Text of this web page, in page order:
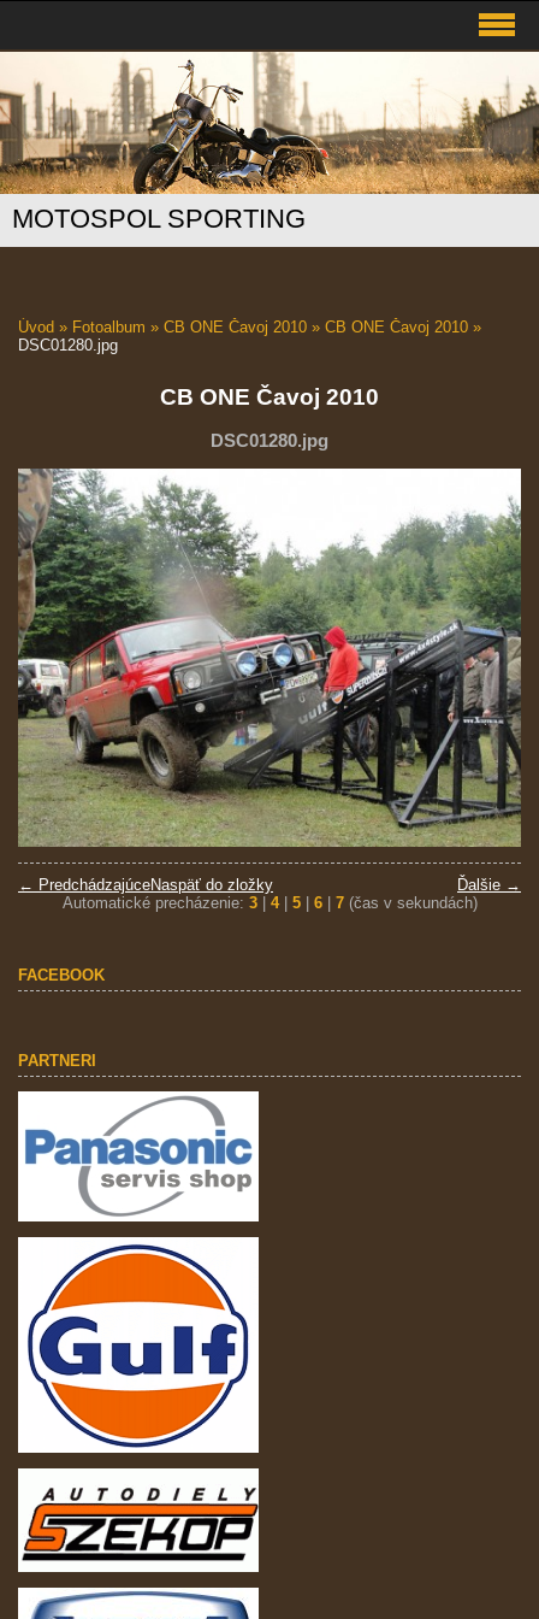
MOTOSPOL SPORTING
Úvod » Fotoalbum » CB ONE Čavoj 2010 » CB ONE Čavoj 2010 »
DSC01280.jpg
CB ONE Čavoj 2010
DSC01280.jpg
← Predchádzajúce Ďalšie →
Naspäť do zložky
Automatické precházenie: 3| 4| 5| 6| 7(čas v sekundách)
FACEBOOK
PARTNERI